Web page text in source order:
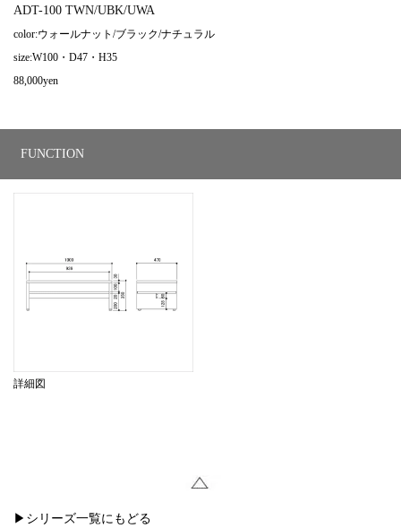
ADT-100 TWN/UBK/UWA
color:ウォールナット/ブラック/ナチュラル
size:W100・D47・H35
88,000yen
FUNCTION
詳細図
▶シリーズ一覧にもどる